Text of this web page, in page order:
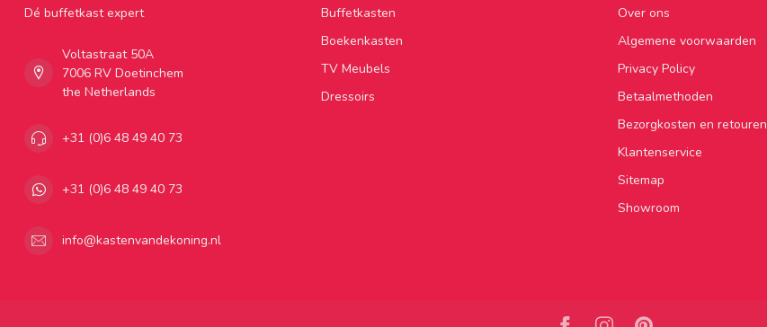
Dé buffetkast expert
Voltastraat 50A
7006 RV Doetinchem
the Netherlands
+31 (0)6 48 49 40 73
+31 (0)6 48 49 40 73
info@kastenvandekoning.nl
Buffetkasten
Boekenkasten
TV Meubels
Dressoirs
Over ons
Algemene voorwaarden
Privacy Policy
Betaalmethoden
Bezorgkosten en retouren
Klantenservice
Sitemap
Showroom